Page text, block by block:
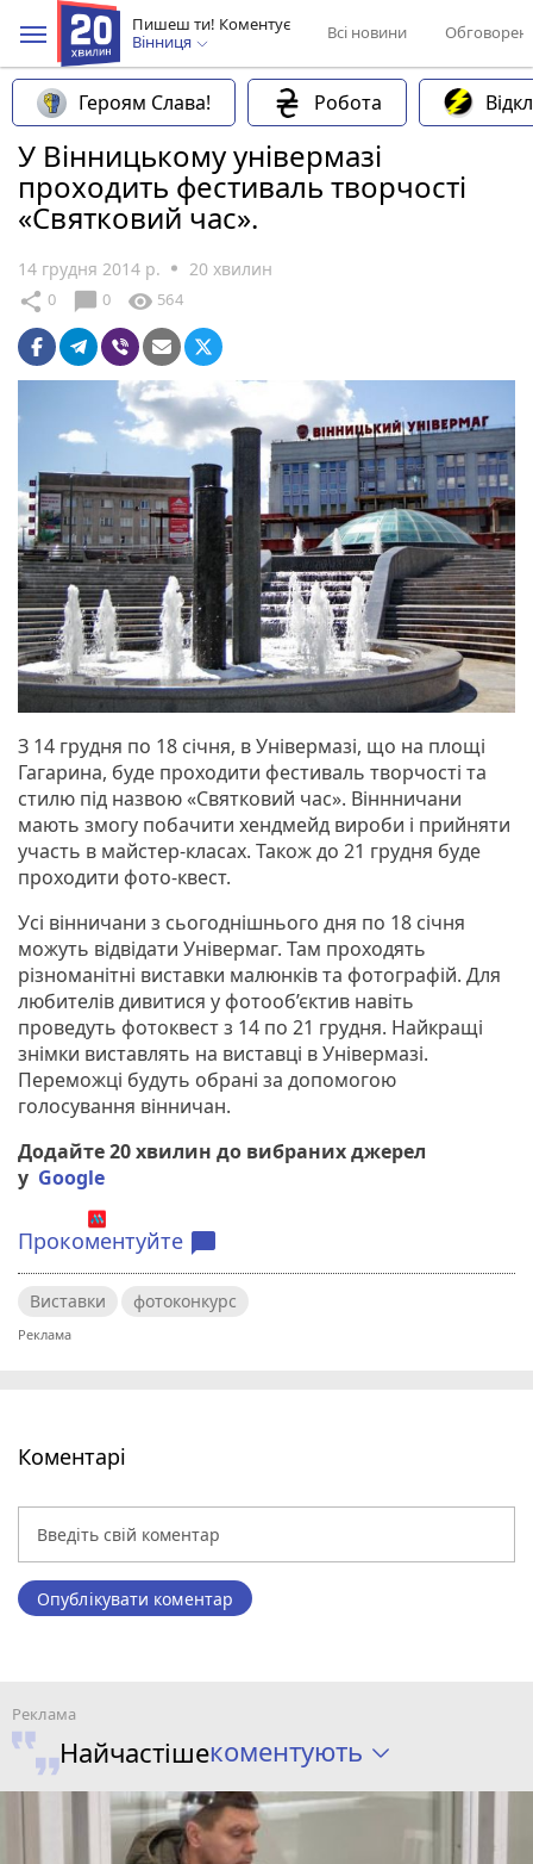
Пишеш ти! Коментує
Вінниця
Всі новини
Героям Слава! Робота
У Вінницькому універмазі
проходить фестиваль творчості
«Святковий час».
14 грудня 2014 р. 20 хвилин
share 0 chat_bubble 0 visibility 564
З 14 грудня по 18 січня, в Універмазі, що на площі
Гагарина, буде проходити фестиваль творчості та
стилю під назвою «Святковий час». Віннничани
мають змогу побачити хендмейд вироби і прийняти
участь в майстер-класах. Також до 21 грудня буде
проходити фото-квест.
Усі вінничани з сьогоднішнього дня по 18 січня
можуть відвідати Універмаг. Там проходять
різноманітні виставки малюнків та фотографій. Для
любителів дивитися у фотооб’єктив навіть
проведуть фотоквест з 14 по 21 грудня. Найкращі
знімки виставлять на виставці в Універмазі.
Переможці будуть обрані за допомогою
голосування вінничан.
Додайте 20 хвилин до вибраних джерел
у Google
Прокоментуйте chat_bubble
Виставки фотоконкурс
Коментарі
Опублікувати коментар
Найчастішекоментують